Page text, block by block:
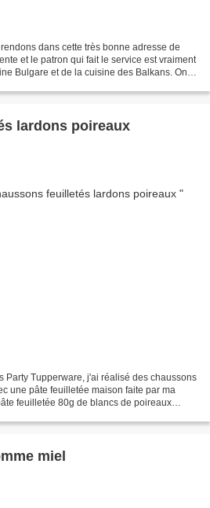
dans cette très bonne adresse de
et le patron qui fait le service est vraiment
Bulgare et de la cuisine des Balkans. On a
lardons poireaux
Party Tupperware, j'ai réalisé des chaussons
une pâte feuilletée maison faite par ma
feuilletée 80g de blancs de poireaux
miel